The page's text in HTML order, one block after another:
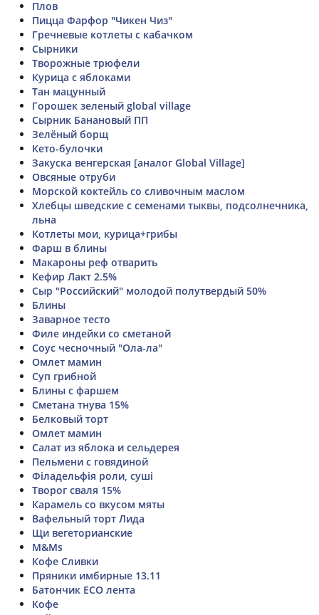
Плов
Пицца Фарфор "Чикен Чиз"
Гречневые котлеты с кабачком
Сырники
Творожные трюфели
Курица с яблоками
Тан мацунный
Горошек зеленый global village
Сырник Банановый ПП
Зелёный борщ
Кето-булочки
Закуска венгерская [аналог Global Village]
Овсяные отруби
Морской коктейль со сливочным маслом
Хлебцы шведские с семенами тыквы, подсолнечника,
льна
Котлеты мои, курица+грибы
Фарш в блины
Макароны реф отварить
Кефир Лакт 2.5%
Сыр "Российский" молодой полутвердый 50%
Блины
Заварное тесто
Филе индейки со сметаной
Соус чесночный "Ола-ла"
Омлет мамин
Суп грибной
Блины с фаршем
Сметана тнува 15%
Белковый торт
Омлет мамин
Салат из яблока и сельдерея
Пельмени с говядиной
Філадельфія роли, суші
Творог сваля 15%
Карамель со вкусом мяты
Вафельный торт Лида
Щи вегеторианские
М&Мs
Кофе Сливки
Пряники имбирные 13.11
Батончик ECO лента
Кофе